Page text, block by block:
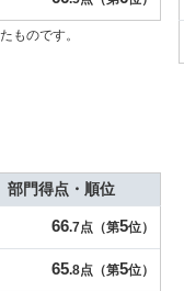
ものです。
部門得点・順位
66.7点（第5位）
65.8点（第5位）